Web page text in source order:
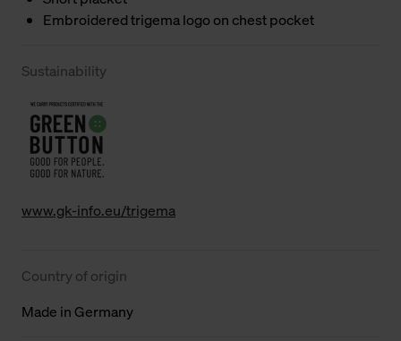
Embroidered trigema logo on chest pocket
Sustainability
www.gk-info.eu/trigema
Country of origin
Made in Germany